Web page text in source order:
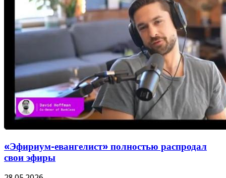
«Эфириум-евангелист» полностью распродал
свои эфиры